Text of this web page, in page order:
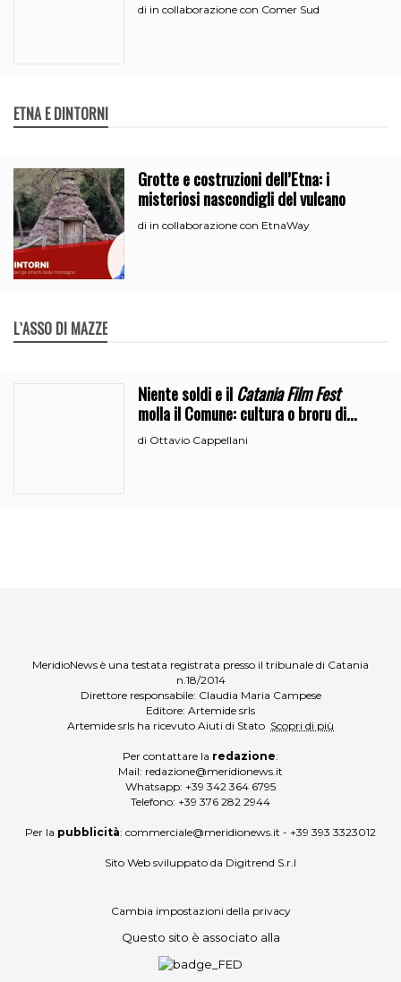
di in collaborazione con Comer Sud
ETNA E DINTORNI
Grotte e costruzioni dell’Etna: i
misteriosi nascondigli del vulcano
di in collaborazione con EtnaWay
L`ASSO DI MAZZE
Niente soldi e ilCatania Film Fest
molla il Comune: cultura o broru di
ciciri?
di Ottavio Cappellani
MeridioNews è una testata registrata presso il tribunale di Catania
n.18/2014
Direttore responsabile: Claudia Maria Campese
Editore: Artemide srls
Artemide srls ha ricevuto Aiuti di Stato Scopri di più
Per contattare la redazione:
Mail: redazione@meridionews.it
Whatsapp: +39 342 364 6795
Telefono: +39 376 282 2944
Per la pubblicità: commerciale@meridionews.it - +39 393 3323012
Sito Web sviluppato da Digitrend S.r.l
Cambia impostazioni della privacy
Questo sito è associato alla